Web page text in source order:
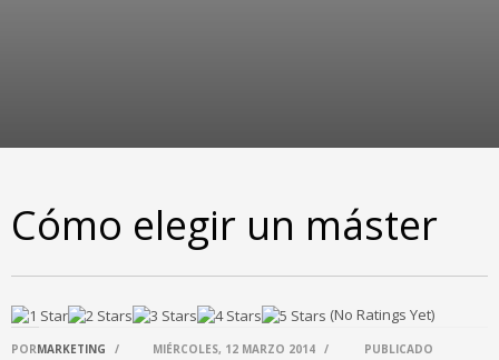
Cómo elegir un máster
(No Ratings Yet)
PORMARKETING / MIÉRCOLES, 12 MARZO 2014 /
PUBLICADO